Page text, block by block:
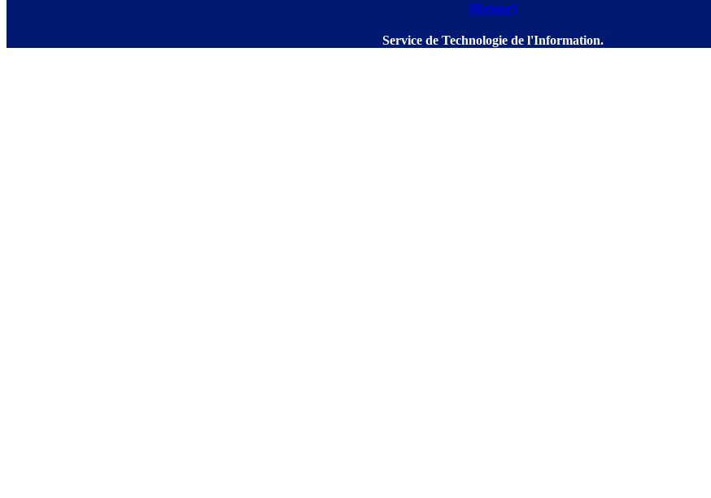
[Retour]
Service de Technologie de l'Information.